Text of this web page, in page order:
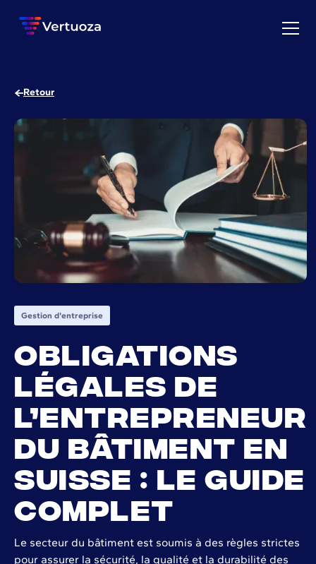
Retour
Gestion d'entreprise
Obligations
légales de
l’entrepreneur
du bâtiment en
Suisse : le guide
complet
Le secteur du bâtiment est soumis à des règles strictes
pour assurer la sécurité, la qualité et la durabilité des